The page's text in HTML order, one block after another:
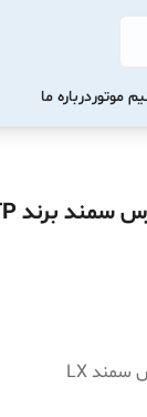
موتوردرباره ما